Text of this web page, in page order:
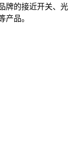
牌的接近开关、光
产品。